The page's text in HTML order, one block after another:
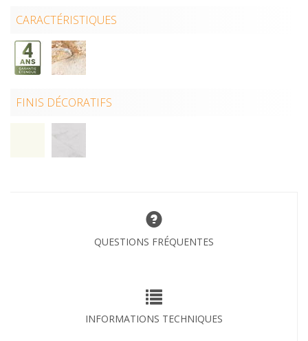
CARACTÉRISTIQUES
FINIS DÉCORATIFS
QUESTIONS FRÉQUENTES
INFORMATIONS TECHNIQUES